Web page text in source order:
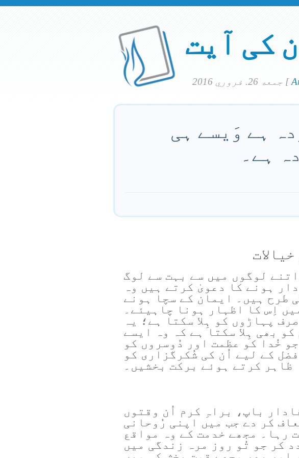
کی آیت
[
ہے وَیسے ہی
ہے۔
لوگوں میں سے بہت سے لوگ
ہونے کا دعویٰ کرتے ہیں وہ
طرح ہیں۔ ایمان کے سچا ہونے
اِس کا اظہار ہونا چاہیئے۔
پہاڑوں کو ہِلا سکتا ہے؛ یہ
بھی ہِلا سکتا ہے کہ وہ ایسے
خُدا کو عظمت اور دُوسروں کو
کے لیے اُن کی شُکرگزاری کو
ظاہر کرتے ہوئے برکت بخشیں۔
باپ، براہِ کرم اُن وقتوں
کر دے جب میں اپنی رُوحانی
رہا۔ مجھے خدمت کے وہ مواقع
کر جو تُو روز مرہ زندگی میں